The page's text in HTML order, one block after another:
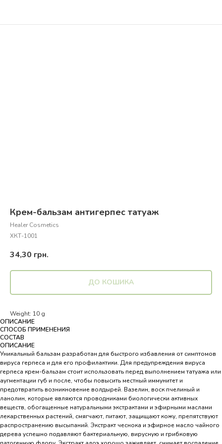
Крем-бальзам антигерпес татуаж
Healer Cosmetics
ХКТ-1001
34,30 грн.
ДО КОШИКА
Weight: 10 g
ОПИСАНИЕ
СПОСОБ ПРИМЕНЕНИЯ
СОСТАВ
ОПИСАНИЕ
Уникальный бальзам разработан для быстрого избавления от симптомов
вируса герпеса и для его профилактики. Для предупреждения вируса
герпеса крем-бальзам стоит использовать перед выполнением татуажа или
аугментации губ и после, чтобы повысить местный иммунитет и
предотвратить возникновение волдырей. Вазелин, воск пчелиный и
ланолин, которые являются проводниками биологически активных
веществ, обогащенные натуральными экстрактами и эфирными маслами
лекарственных растений, смягчают, питают, защищают кожу, препятствуют
распространению высыпаний. Экстракт чеснока и эфирное масло чайного
дерева успешно подавляют бактериальную, вирусную и грибковую